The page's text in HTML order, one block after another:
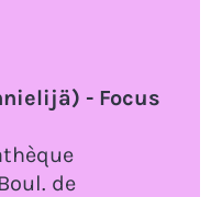
- Focus
de